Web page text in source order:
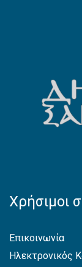
Χρήσιμοι
Επικοινωνία
Ηλεκτρονικός